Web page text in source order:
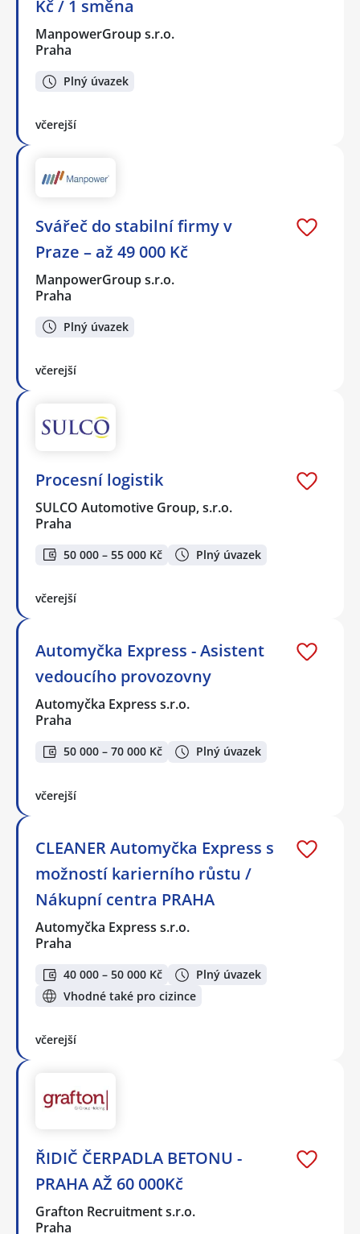
Kč / 1 směna
ManpowerGroup s.r.o.
Praha
Plný úvazek
včerejší
Svářeč do stabilní firmy v
Praze – až 49 000 Kč
ManpowerGroup s.r.o.
Praha
Plný úvazek
včerejší
Procesní logistik
SULCO Automotive Group, s.r.o.
Praha
50 000 – 55 000 Kč Plný úvazek
včerejší
Automyčka Express - Asistent
vedoucího provozovny
Automyčka Express s.r.o.
Praha
50 000 – 70 000 Kč Plný úvazek
včerejší
CLEANER Automyčka Express s
možností karierního růstu /
Nákupní centra PRAHA
Automyčka Express s.r.o.
Praha
40 000 – 50 000 Kč
Plný úvazek
Vhodné také pro cizince
včerejší
ŘIDIČ ČERPADLA BETONU -
PRAHA AŽ 60 000Kč
Grafton Recruitment s.r.o.
Praha